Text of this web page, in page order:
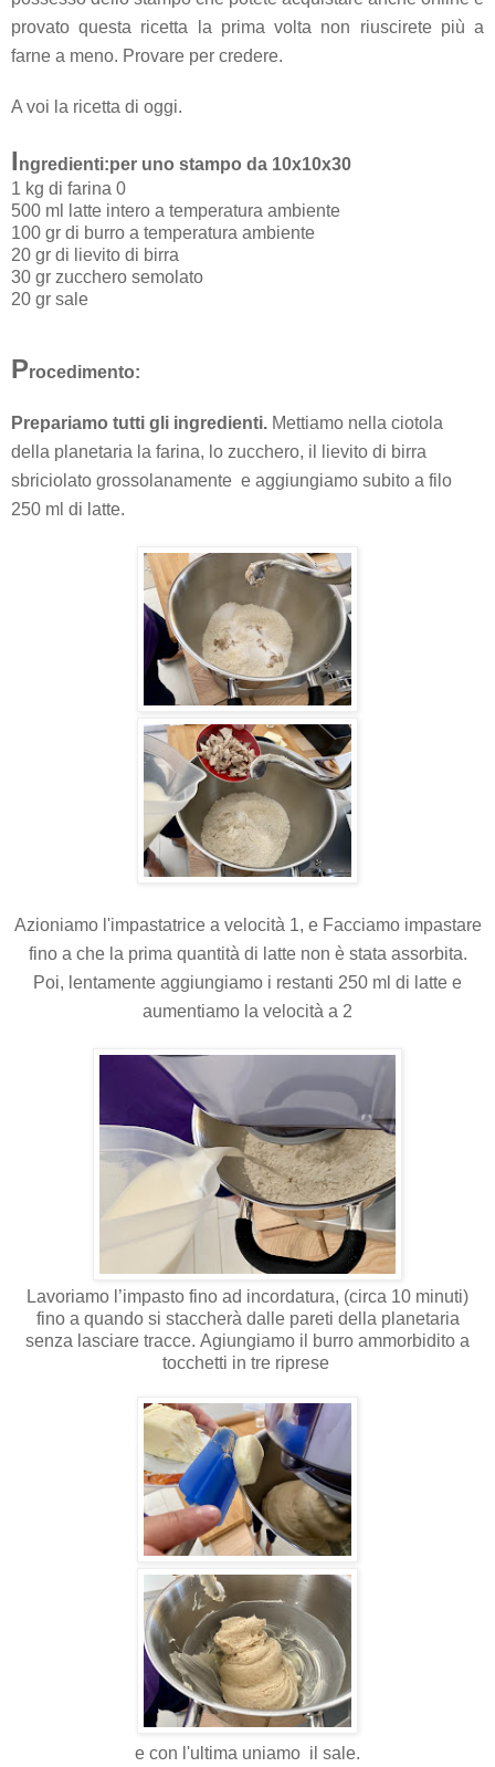
provato questa ricetta la prima volta non riuscirete più a
farne a meno. Provare per credere.
A voi la ricetta di oggi.
Ingredienti:per uno stampo da 10x10x30
1 kg di farina 0
500 ml latte intero a temperatura ambiente
100 gr di burro a temperatura ambiente
20 gr di lievito di birra
30 gr zucchero semolato
20 gr sale
Procedimento:
Prepariamo tutti gli ingredienti. Mettiamo nella ciotola
della planetaria la farina, lo zucchero, il lievito di birra
sbriciolato grossolanamente e aggiungiamo subito a filo
250 ml di latte.
Azioniamo l'impastatrice a velocità 1, e Facciamo impastare
fino a che la prima quantità di latte non è stata assorbita.
Poi, lentamente aggiungiamo i restanti 250 ml di latte e
aumentiamo la velocità a 2
Lavoriamo l’impasto fino ad incordatura, (circa 10 minuti)
fino a quando si staccherà dalle pareti della planetaria
senza lasciare tracce. Agiungiamo il burro ammorbidito a
tocchetti in tre riprese
e con l'ultima uniamo il sale.